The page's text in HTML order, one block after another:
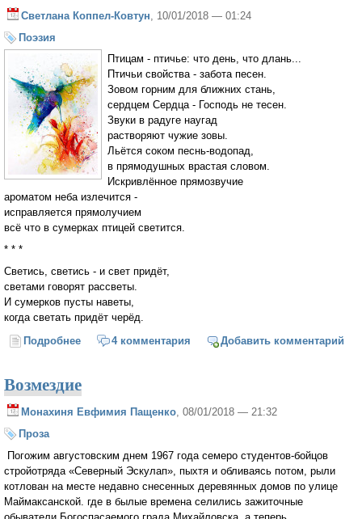
Светлана Коппел-Ковтун , 10/01/2018 — 01:24
Поэзия
Птицам - птичье: что день, что длань...
Птичьи свойства - забота песен.
Зовом горним для ближних стань,
сердцем Сердца - Господь не тесен.
Звуки в радуге наугад
растворяют чужие зовы.
Льётся соком песнь-водопад,
в прямодушных врастая словом.
Искривлённое прямозвучие
ароматом неба излечится -
исправляется прямолучием
всё что в сумерках птицей светится.
* * *
Светись, светись - и свет придёт,
светами говорят рассветы.
И сумерков пусты наветы,
когда светать придёт черёд.
Подробнее о Птицам - птичье: что день, что длань...
4 комментария Добавить комментарий
Возмездие
Монахиня Евфимия Пащенко, 08/01/2018 — 21:32
Проза
Погожим августовским днем 1967 года семеро студентов-бойцов
стройотряда «Северный Эскулап», пыхтя и обливаясь потом, рыли
котлован на месте недавно снесенных деревянных домов по улице
Маймаксанской. где в былые времена селились зажиточные